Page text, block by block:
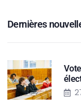
Dernières